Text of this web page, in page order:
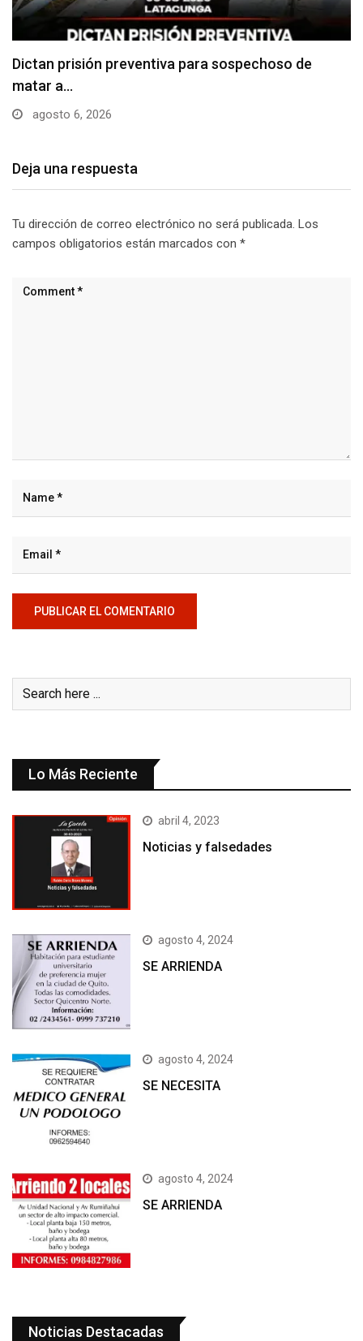
Usuarios madrugan y hacen largas filas para
obtener…
agosto 6, 2026
Deja una respuesta
Tu dirección de correo electrónico no será publicada. Los
campos obligatorios están marcados con *
Lo Más Reciente
abril 4, 2023
Noticias y falsedades
agosto 4, 2024
SE ARRIENDA
agosto 4, 2024
SE NECESITA
agosto 4, 2024
SE ARRIENDA
Noticias Destacadas